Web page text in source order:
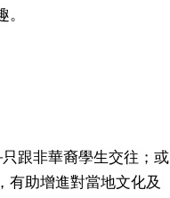
只跟非華裔學生交往；或
有助增進對當地文化及